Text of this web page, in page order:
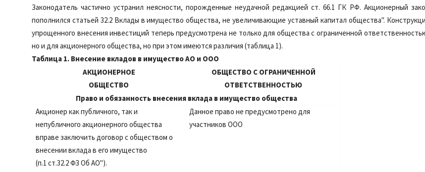
Законодатель частично устранил неясности, порожденные неудачной редакцией ст. 66.1 ГК РФ. Акционерный
пополнился статьей 32.2 Вклады в имущество общества, не увеличивающие уставный капитал общества".
упрощенного внесения инвестиций теперь предусмотрена не только для общества с ограниченной
но и для акционерного общества, но при этом имеются различия (таблица 1).
Таблица 1. Внесение вкладов в имущество АО и ООО
АКЦИОНЕРНОЕ
ОБЩЕСТВО
ОБЩЕСТВО С ОГРАНИЧЕННОЙ
ОТВЕТСТВЕННОСТЬЮ
Право и обязанность внесения вклада в имущество общества
Акционер как публичного, так и
непубличного акционерного общества
вправе заключить договор с обществом о
внесении вклада в его имущество
(п.1 ст.32.2 ФЗ Об АО").
Данное право не предусмотрено для
участников ООО